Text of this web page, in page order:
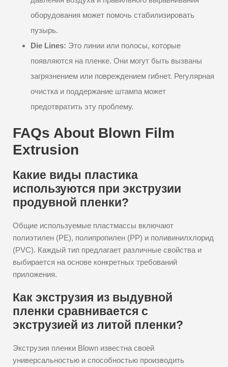
оборудования может помочь стабилизировать
пузырь.
Die Lines: Это линии или полосы, которые
появляются на пленке. Они могут быть вызваны
загрязнением или повреждением гибнет. Регулярная
очистка и поддержание штампа может
предотвратить эту проблему.
FAQs About Blown Film
Extrusion
Какие виды пластика
используются при экструзии
продувной пленки?
Общие используемые пластмассы включают
полиэтилен (PE), полипропилен (PP) и поливинилхлорид
(PVC). Каждый тип предлагает различные свойства и
выбирается на основе конкретных требований
приложения.
Как экструзия из выдувной
пленки сравнивается с
экструзией из литой пленки?
Экструзия пленки Blown известна своей
универсальностью и способностью производить